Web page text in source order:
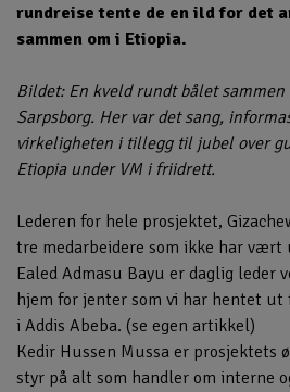
rundreise tente de en ild for det
sammen om i Etiopia.
Bildet: En kveld rundt bålet
Sarpsborg. Her var det sang,
virkeligheten i tillegg til jubel over
Etiopia under VM i friidrett.
Lederen for hele prosjektet,
tre medarbeidere som ikke har
Ealed Admasu Bayu er daglig leder
hjem for jenter som vi har hentet
i Addis Abeba. (se egen artikkel)
Kedir Hussen Mussa er prosjektets
styr på alt som handler om interne